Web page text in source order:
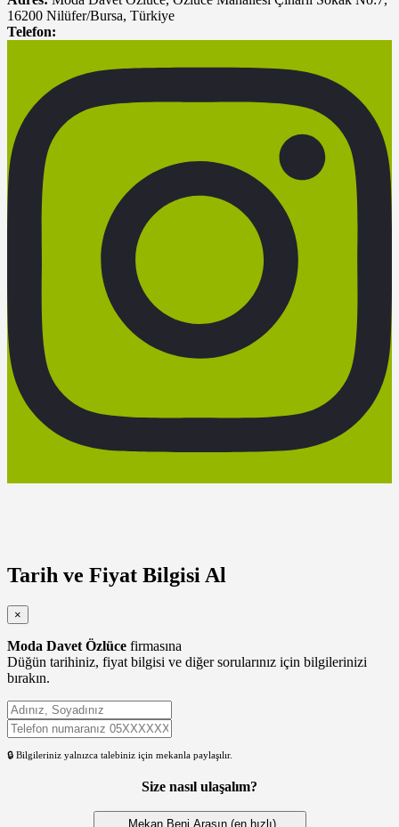
16200 Nilüfer/Bursa, Türkiye
Telefon:
Tarih ve Fiyat Bilgisi Al
×
Moda Davet Özlüce firmasına
Düğün tarihiniz, fiyat bilgisi ve diğer sorularınız için bilgilerinizi
bırakın.
🔒 Bilgileriniz yalnızca talebiniz için mekanla paylaşılır.
Size nasıl ulaşalım?
Mekan Beni Arasın (en hızlı)